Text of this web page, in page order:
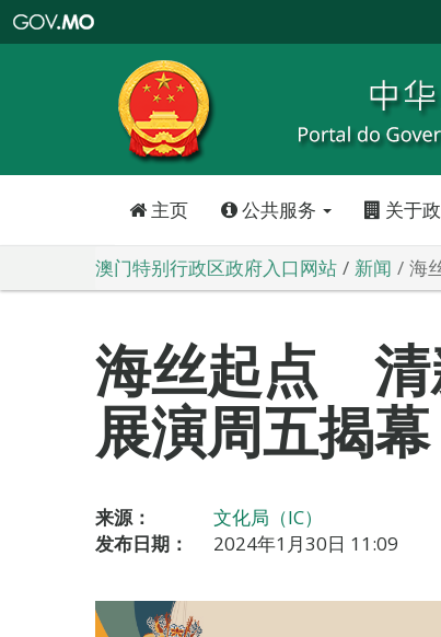
特
政
区
政
口
主页 公共服务 关于
澳门特别行政区政府入口网站 新闻 海
海丝起点 清
展演周五揭幕
来源：
文化局（IC）
发布日期：
2024年1月30日 11:09